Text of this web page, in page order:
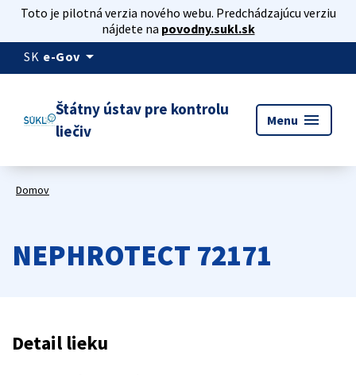
Toto je pilotná verzia nového webu. Predchádzajúcu verziu
nájdete na povodny.sukl.sk
SK e-Gov arrow_drop_down
Štátny ústav pre kontrolu
liečiv
Menu menu
Domov
NEPHROTECT 72171
Detail lieku